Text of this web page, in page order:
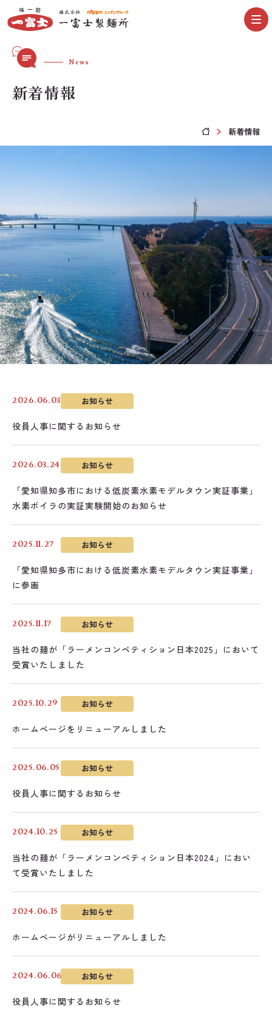
News
新着情報
新着情報
2026.06.03 お知らせ
役員人事に関するお知らせ
2026.03.24 お知らせ
「愛知県知多市における低炭素水素モデルタウン実証事業」
水素ボイラの実証実験開始のお知らせ
2025.11.27 お知らせ
「愛知県知多市における低炭素水素モデルタウン実証事業」
に参画
2025.11.17 お知らせ
当社の麺が「ラーメンコンペティション日本2025」において
受賞いたしました
2025.10.29 お知らせ
ホームページをリニューアルしました
2025.06.05 お知らせ
役員人事に関するお知らせ
2024.10.25 お知らせ
当社の麺が「ラーメンコンペティション日本2024」におい
て受賞いたしました
2024.06.15 お知らせ
ホームページがリニューアルしました
2024.06.06 お知らせ
役員人事に関するお知らせ